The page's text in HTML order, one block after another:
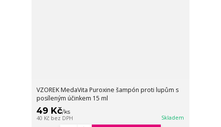
VZOREK MedaVita Puroxine šampón proti lupům s
posíleným účinkem 15 ml
49 Kč/ks
40 Kč bez DPH Skladem